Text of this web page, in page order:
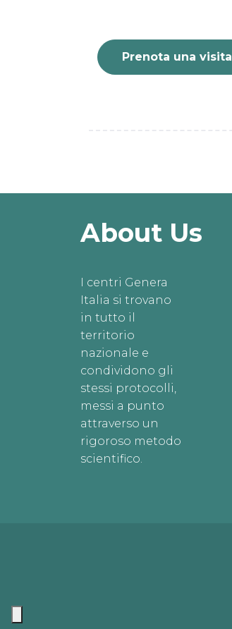
Prenota una visita
About Us
I centri Genera
Italia si trovano
in tutto il
territorio
nazionale e
condividono gli
stessi protocolli,
messi a punto
attraverso un
rigoroso metodo
scientifico.